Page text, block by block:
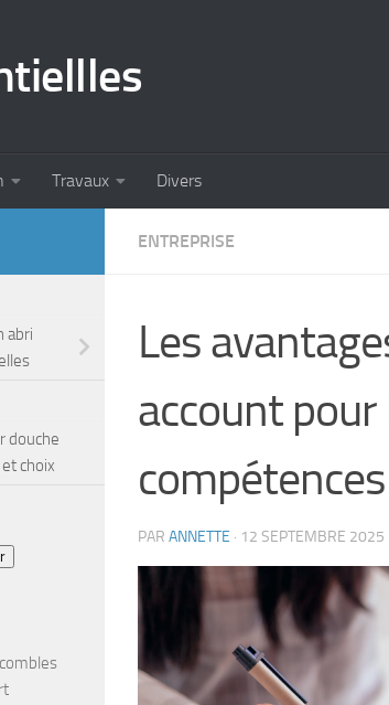
Travaux Divers
ENTREPRISE
Les
account
compétences
PAR ANNETTE · 12 SEPTEMBRE 2025
abri
douche
choix